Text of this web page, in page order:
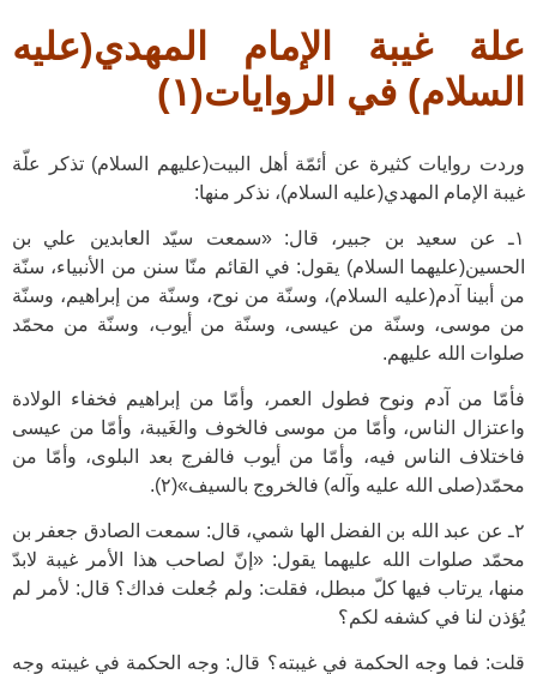
علة غيبة الإمام المهدي(عليه
السلام) في الروايات(۱)
وردت روايات كثيرة عن أئمّة أهل البيت(عليهم السلام) تذكر علّة
غيبة الإمام المهدي(عليه السلام)، نذكر منها:
۱ـ عن سعيد بن جبير، قال: «سمعت سيّد العابدين علي بن
الحسين(عليهما السلام) يقول: في القائم منّا سنن من الأنبياء، سنّة
من أبينا آدم(عليه السلام)، وسنّة من نوح، وسنّة من إبراهيم، وسنّة
من موسى، وسنّة من عيسى، وسنّة من أيوب، وسنّة من محمّد
صلوات الله عليهم.
فأمّا من آدم ونوح فطول العمر، وأمّا من إبراهيم فخفاء الولادة
واعتزال الناس، وأمّا من موسى فالخوف والغَيبة، وأمّا من عيسى
فاختلاف الناس فيه، وأمّا من أيوب فالفرج بعد البلوى، وأمّا من
محمّد(صلى الله عليه وآله) فالخروج بالسيف»(۲).
۲ـ عن عبد الله بن الفضل الها شمي، قال: سمعت الصادق جعفر بن
محمّد صلوات الله عليهما يقول: «إنّ لصاحب هذا الأمر غيبة لابدّ
منها، يرتاب فيها كلّ مبطل، فقلت: ولم جُعلت فداك؟ قال: لأمر لم
يُؤذن لنا في كشفه لكم؟
قلت: فما وجه الحكمة في غيبته؟ قال: وجه الحكمة في غيبته وجه